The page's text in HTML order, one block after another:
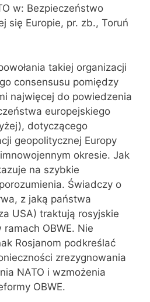
w: Bezpieczeństwo
się Europie, pr. zb., Toruń
takiej organizacji
consensusu pomiędzy
najwięcej do powiedzenia
europejskiego
dotyczącego
geopolitycznej Europy
okresie. Jak
na szybkie
Świadczy o
z jaką państwa
USA) traktują rosyjskie
OBWE. Nie
Rosjanom podkreślać
zrezygnowania
NATO i wzmożenia
OBWE.